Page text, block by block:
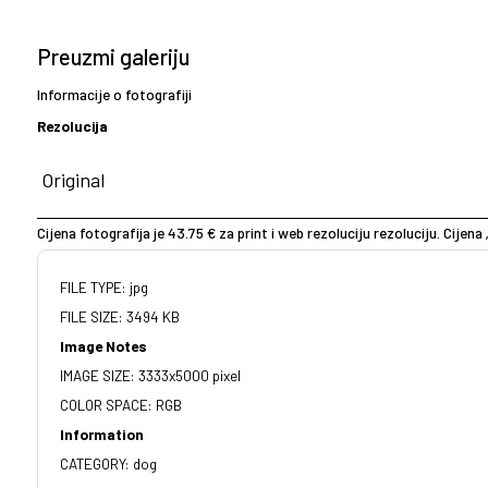
Preuzmi galeriju
Informacije o fotografiji
Rezolucija
Cijena fotografija je 43.75 € za print i web rezoluciju rezoluciju.
FILE TYPE: jpg
FILE SIZE: 3494 KB
Image Notes
IMAGE SIZE: 3333x5000 pixel
COLOR SPACE: RGB
Information
CATEGORY: dog